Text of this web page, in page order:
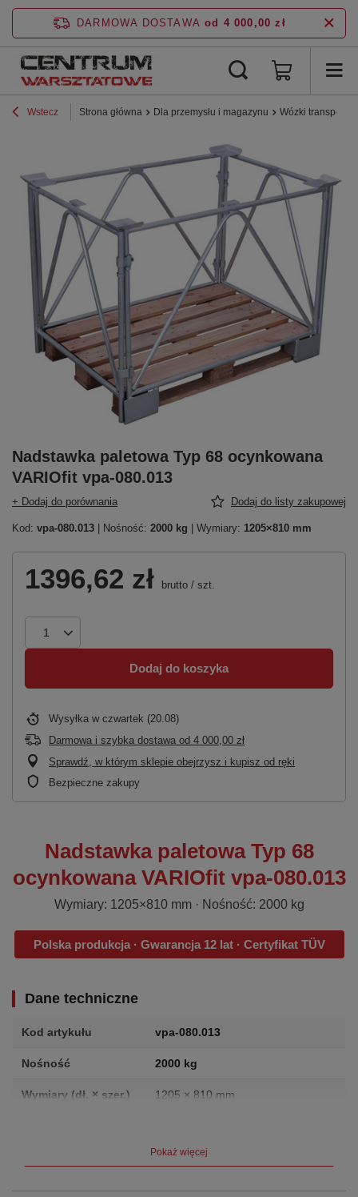
DARMOWA DOSTAWA od 4 000,00 zł
Wstecz Strona główna Dla przemysłu i magazynu Wózki
Nadstawka paletowa Typ 68 ocynkowana
VARIOfit vpa-080.013
+ Dodaj do porównania Dodaj do listy zakupowej
Kod: vpa-080.013 | Nośność: 2000 kg | Wymiary: 1205×810 mm
1396,62 zł brutto / szt.
Dodaj do koszyka
Wysyłka w czwartek (20.08)
Darmowa i szybka dostawa od 4 000,00 zł
Sprawdź, w którym sklepie obejrzysz i kupisz od ręki
Bezpieczne zakupy
Nadstawka paletowa Typ 68
ocynkowana VARIOfit vpa-080.013
Wymiary: 1205×810 mm · Nośność: 2000 kg
Polska produkcja · Gwarancja 12 lat · Certyfikat TÜV
Dane techniczne
Kod artykułu vpa-080.013
Nośność 2000 kg
Wymiary (dł. × szer.) 1205 × 810 mm
VARIOfit (Cordes GmbH, Niemcy)
Gwarancja 12 lat
Pokaż więcej